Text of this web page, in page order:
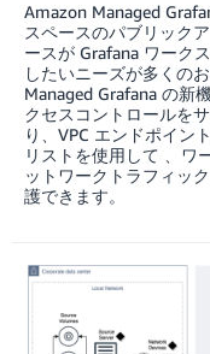
Amazon Managed
スペースのパブリック
ースが Grafana ワーク
したいニーズが多くの
Managed Grafana の新
クセスコントロールを
り、VPC エンドポイン
リストを使用して 、ワ
ットワークトラフィッ
護できます。